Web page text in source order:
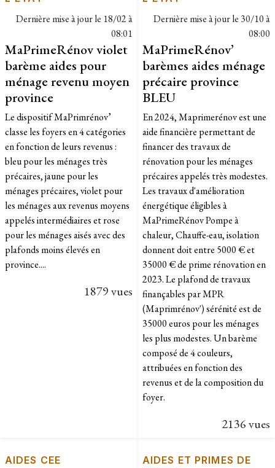
Dernière mise à jour le 18/02 à
08:01
MaPrimeRénov violet
barème aides pour
ménage revenu moyen
province
Le dispositif MaPrimrénov’
classe les foyers en 4 catégories
en fonction de leurs revenus :
bleu pour les ménages très
précaires, jaune pour les
ménages précaires, violet pour
les ménages aux revenus moyens
appelés intermédiaires et rose
pour les ménages aisés avec des
plafonds moins élevés en
province....
1879 vues
Dernière mise à jour le 30/10 à
08:00
MaPrimeRénov’
barèmes aides ménage
précaire province
BLEU
En 2024, Maprimerénov est une
aide financière permettant de
financer des travaux de
rénovation pour les ménages
précaires appelés très modestes.
Les travaux d'amélioration
énergétique éligibles à
MaPrimeRénov Pompe à
chaleur, Chauffe-eau, isolation
donnent doit entre 5000 € et
35000 € de prime rénovation en
2023. Le plafond de travaux
finançables par MPR
(Maprimrénov') sérénité est de
35000 euros pour les ménages
les plus modestes. Un barème
composé de 4 couleurs,
attribuées en fonction des
revenus et de la composition du
foyer.
2136 vues
AIDES CEE
AIDES ET PRIMES DE